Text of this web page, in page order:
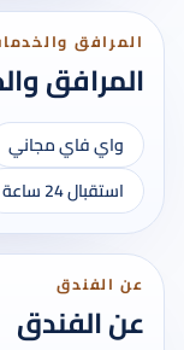
المرافق
المرافق
واي فاي مجاني
استقبال 24 ساعة
عن الفندق
عن الفندق